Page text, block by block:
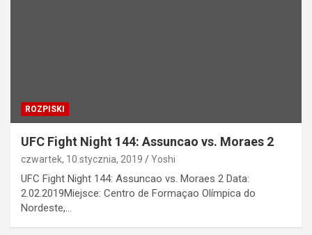
ROZPISKI
UFC Fight Night 144: Assuncao vs. Moraes 2
czwartek, 10 stycznia, 2019 Yoshi
UFC Fight Night 144: Assuncao vs. Moraes 2 Data:
2.02.2019Miejsce: Centro de Formaçao Olímpica do
Nordeste,…